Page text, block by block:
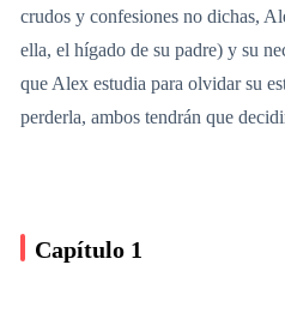
crudos y confesiones no dichas,
ella, el hígado de su padre) y su
que Alex estudia para olvidar su
perderla, ambos tendrán que
Capítulo 1